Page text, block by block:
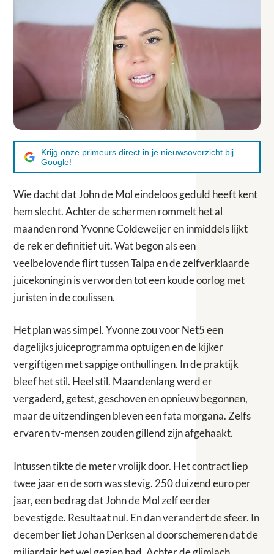
Krijg onze primeurs direct in je nieuwsoverzicht bij
Google!
Wie dacht dat John de Mol eindeloos geduld heeft kent
hem slecht. Achter de schermen rommelt het al
maanden rond Yvonne Coldeweijer en inmiddels lijkt
de rek er definitief uit. Wat begon als een
veelbelovende flirt tussen Talpa en de zelfverklaarde
juicekoningin is verworden tot een koude oorlog met
juristen in de coulissen.
Het plan was simpel. Yvonne zou voor Net5 een
dagelijks juiceprogramma optuigen en de kijker
vergiftigen met sappige onthullingen. In de praktijk
bleef het stil. Heel stil. Maandenlang werd er
vergaderd, getest, geschoven en opnieuw begonnen,
maar de uitzendingen bleven een fata morgana. Zelfs
ervaren tv-mensen zouden gillend zijn afgehaakt.
Intussen tikte de meter vrolijk door. Het contract liep
twee jaar en de som was stevig. 250 duizend euro per
jaar, een bedrag dat John de Mol zelf eerder
bevestigde. Resultaat nul. En dan verandert de sfeer. In
december liet Johan Derksen al doorschemeren dat de